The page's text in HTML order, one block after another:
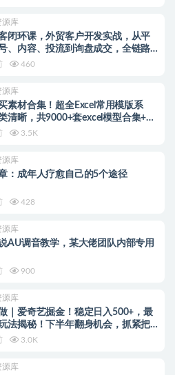
源库
闭环课，外贸客户开发实战，从平
、内容、投流到询盘成交，全链路实
460
源库
素材合集！超全Excel常用模版系
清晰，共9000+套excel模型合集+个
材 3.5K
源库
：成年人疗愈自己的5个途径
428
源库
AU调音教学，某大佬团队内部专用
900
源库
｜爱奇艺掘金！稳定日入500+，最
法揭秘！下半年翻身机会，抓紧把
3.0K
源库